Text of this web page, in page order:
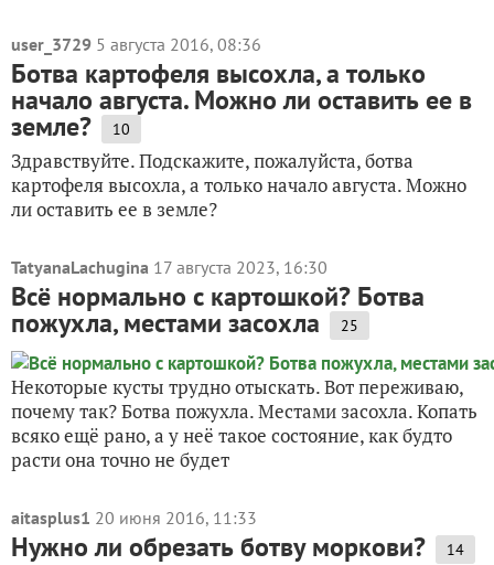
user_3729 5 августа 2016, 08:36
Ботва картофеля высохла, а только
начало августа. Можно ли оставить ее в
земле? 10
Здравствуйте. Подскажите, пожалуйста, ботва
картофеля высохла, а только начало августа. Можно
ли оставить ее в земле?
TatyanaLachugina 17 августа 2023, 16:30
Всё нормально с картошкой? Ботва
пожухла, местами засохла 25
Некоторые кусты трудно отыскать. Вот переживаю,
почему так? Ботва пожухла. Местами засохла. Копать
всяко ещё рано, а у неё такое состояние, как будто
расти она точно не будет
aitasplus1 20 июня 2016, 11:33
Нужно ли обрезать ботву моркови? 14